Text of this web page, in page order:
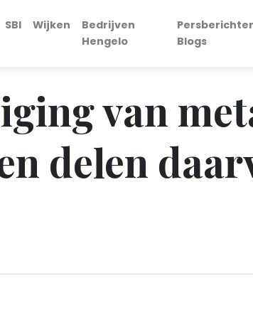
SBI Wijken
Bedrijven
Hengelo
Blogs
van
delen